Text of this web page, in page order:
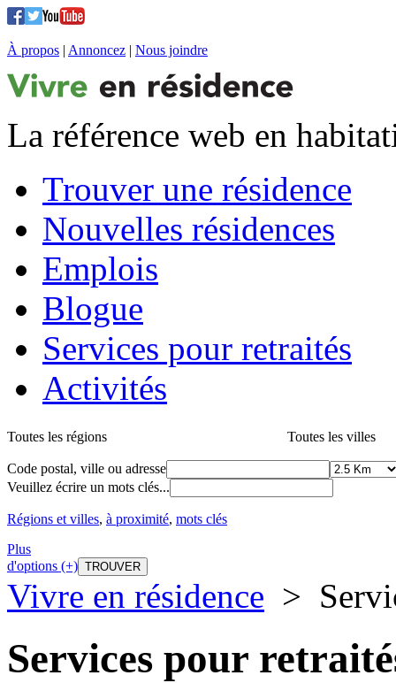
À propos | Annoncez | Nous joindre
La référence web en
Trouver une résidence
Nouvelles résidences
Emplois
Blogue
Services pour retraités
Activités
Toutes les régions Toutes les villes
Code postal, ville ou adresse
Veuillez écrire un mots clés...
Régions et villes, à proximité, mots clés
Plus
d'options (+)
Vivre en résidence >
Services pour